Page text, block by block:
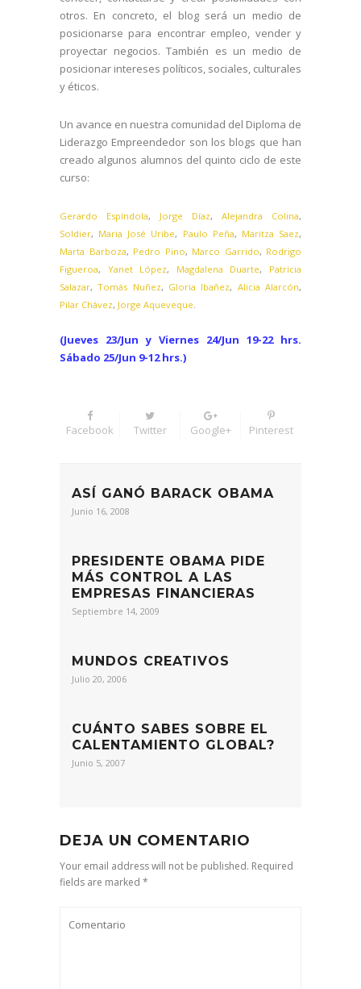
otros. En concreto, el blog será un medio de
posicionarse para encontrar empleo, vender y
proyectar negocios. También es un medio de
posicionar intereses políticos, sociales, culturales
y éticos.
Un avance en nuestra comunidad del Diploma de
Liderazgo Empreendedor son los blogs que han
creado algunos alumnos del quinto ciclo de este
curso:
Gerardo Espíndola, Jorge Díaz, Alejandra Colina,
Soldier, Maria José Uribe, Paulo Peña, Maritza Saez,
Marta Barboza, Pedro Pino, Marco Garrido, Rodrigo
Figueroa, Yanet López, Magdalena Duarte, Patricia
Salazar,Tomás Nuñez, Gloria Ibañez, Alicia Alarcón,
Pilar Chávez, Jorge Aqueveque
(Jueves 23/Jun y Viernes 24/Jun 19-22 hrs.
Sábado 25/Jun 9-12 hrs.)
Facebook Twitter Google+ Pinterest
ASÍ GANÓ BARACK OBAMA
Junio 16, 2008
PRESIDENTE OBAMA PIDE
MÁS CONTROL A LAS
EMPRESAS FINANCIERAS
Septiembre 14, 2009
MUNDOS CREATIVOS
Julio 20, 2006
CUÁNTO SABES SOBRE EL
CALENTAMIENTO GLOBAL?
Junio 5, 2007
DEJA UN COMENTARIO
Your email address will not be published. Required
fields are marked *